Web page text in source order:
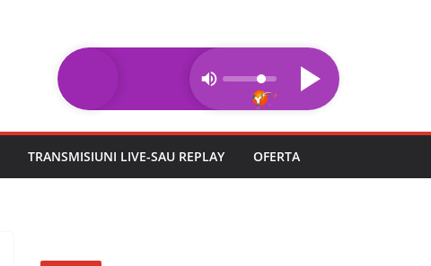
TRANSMISIUNI LIVE-SAU REPLAY OFERTA